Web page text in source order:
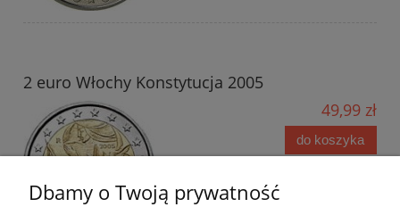
2 euro Włochy Konstytucja 2005
49,99 zł
do koszyka
Dbamy o Twoją prywatność